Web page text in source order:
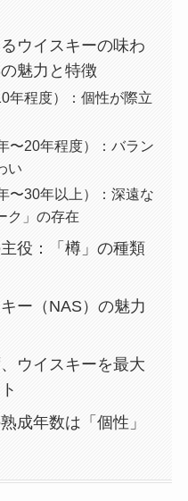
ウイスキーの味わ
魅力と特徴
年程度）：個性が際立
〜20年程度）：バラン
い
〜30年以上）：深遠な
ク」の存在
役：「樽」の種類
ー（NAS）の魅力
ウイスキーを最大
成年数は「個性」